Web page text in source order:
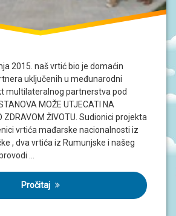
2015. naš vrtić bio je domaćin
uključenih u međunarodni
multilateralnog partnerstva pod
MOŽE UTJECATI NA
ZDRAVOM ŽIVOTU. Sudionici projekta
vrtića mađarske nacionalnosti iz
, dva vrtića iz Rumunjske i našeg
…
Pročitaj